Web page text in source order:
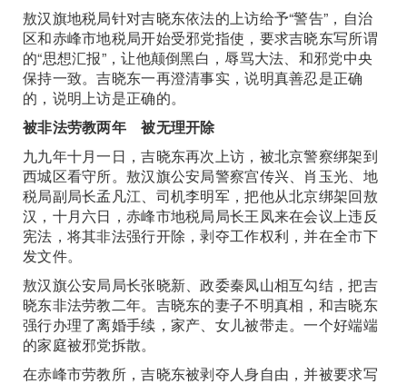
敖汉旗地税局针对吉晓东依法的上访给予“警告”，自治
区和赤峰市地税局开始受邪党指使，要求吉晓东写所谓
的“思想汇报”，让他颠倒黑白，辱骂大法、和邪党中央
保持一致。吉晓东一再澄清事实，说明真善忍是正确
的，说明上访是正确的。
被非法劳教两年 被无理开除
九九年十月一日，吉晓东再次上访，被北京警察绑架到
西城区看守所。敖汉旗公安局警察宫传兴、肖玉光、地
税局副局长孟凡江、司机李明军，把他从北京绑架回敖
汉，十月六日，赤峰市地税局局长王凤来在会议上违反
宪法，将其非法强行开除，剥夺工作权利，并在全市下
发文件。
敖汉旗公安局局长张晓新、政委秦凤山相互勾结，把吉
晓东非法劳教二年。吉晓东的妻子不明真相，和吉晓东
强行办理了离婚手续，家产、女儿被带走。一个好端端
的家庭被邪党拆散。
在赤峰市劳教所，吉晓东被剥夺人身自由，并被要求写